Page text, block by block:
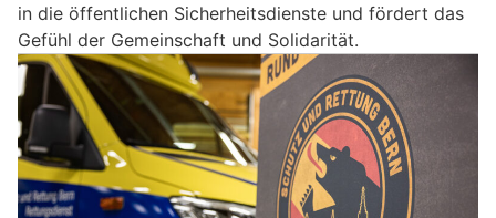
in die öffentlichen Sicherheitsdienste und fördert das
Gefühl der Gemeinschaft und Solidarität.